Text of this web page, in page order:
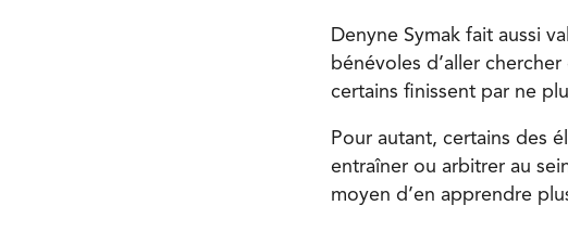
Denyne Symak fait aussi
bénévoles d’aller
certains finissent par ne
Pour autant, certains des
entraîner ou arbitrer au
moyen d’en apprendre